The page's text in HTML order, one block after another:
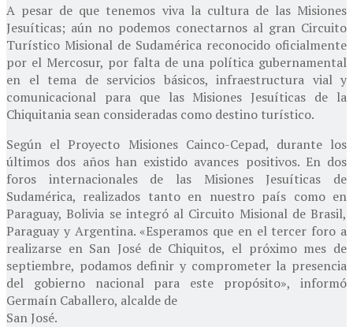
A pesar de que tenemos viva la cultura de las Misiones
Jesuíticas; aún no podemos conectarnos al gran Circuito
Turístico Misional de Sudamérica reconocido oficialmente
por el Mercosur, por falta de una política gubernamental
en el tema de servicios básicos, infraestructura vial y
comunicacional para que las Misiones Jesuíticas de la
Chiquitania sean consideradas como destino turístico.
Según el Proyecto Misiones Cainco-Cepad, durante los
últimos dos años han existido avances positivos. En dos
foros internacionales de las Misiones Jesuíticas de
Sudamérica, realizados tanto en nuestro país como en
Paraguay, Bolivia se integró al Circuito Misional de Brasil,
Paraguay y Argentina. «Esperamos que en el tercer foro a
realizarse en San José de Chiquitos, el próximo mes de
septiembre, podamos definir y comprometer la presencia
del gobierno nacional para este propósito», informó
Germaín Caballero, alcalde de
San José.